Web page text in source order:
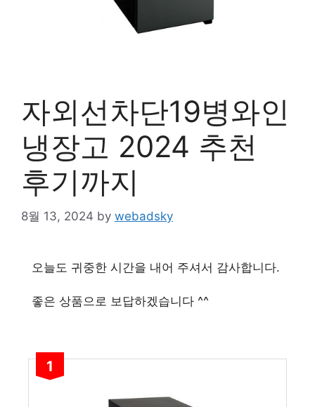
자외선차단19병와인
냉장고 2024 추천
후기까지
8월 13, 2024 by webadsky
오늘도 귀중한 시간을 내어 주셔서 감사합니다.
좋은 상품으로 보답하겠습니다 ^^
1